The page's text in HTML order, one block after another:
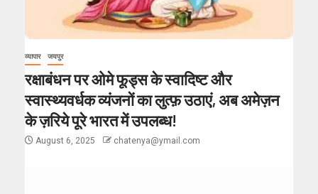
व्यापार जयपुर
रक्षाबंधन पर ओमे फूड्स के स्वादिष्ट और
स्वास्थ्यवर्धक व्यंजनों का लुत्फ़ उठाएं, अब अमेज़न
के ज़रिये पूरे भारत में उपलब्ध!
August 6, 2025 chatenya@ymail.com